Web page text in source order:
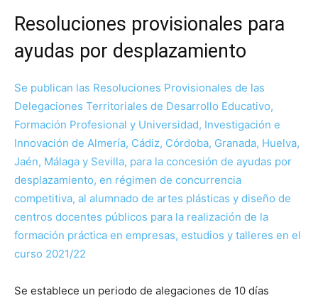
Resoluciones provisionales para
ayudas por desplazamiento
Se publican las Resoluciones Provisionales de las
Delegaciones Territoriales de Desarrollo Educativo,
Formación Profesional y Universidad, Investigación e
Innovación de Almería, Cádiz, Córdoba, Granada, Huelva,
Jaén, Málaga y Sevilla, para la concesión de ayudas por
desplazamiento, en régimen de concurrencia
competitiva, al alumnado de artes plásticas y diseño de
centros docentes públicos para la realización de la
formación práctica en empresas, estudios y talleres en el
curso 2021/22
Se establece un periodo de alegaciones de 10 días